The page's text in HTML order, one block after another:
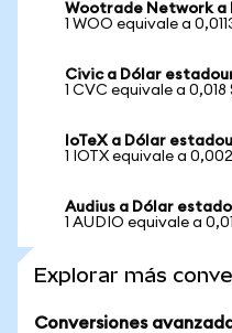
Wootrade Network a
1 WOO equivale a
Civic a Dólar
1 CVC equivale a 0,018
IoTeX a Dólar
1 IOTX equivale a
Audius a Dólar
1 AUDIO equivale a
Explorar más
Conversiones